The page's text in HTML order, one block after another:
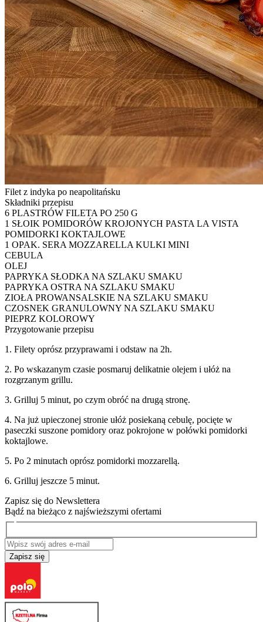
Filet z indyka po neapolitańsku
Składniki przepisu
6 PLASTRÓW FILETA PO 250 G
1 SŁOIK POMIDORÓW KROJONYCH PASTA LA VISTA
POMIDORKI KOKTAJLOWE
1 OPAK. SERA MOZZARELLA KULKI MINI
CEBULA
OLEJ
PAPRYKA SŁODKA NA SZLAKU SMAKU
PAPRYKA OSTRA NA SZLAKU SMAKU
ZIOŁA PROWANSALSKIE NA SZLAKU SMAKU
CZOSNEK GRANULOWNY NA SZLAKU SMAKU
PIEPRZ KOLOROWY
Przygotowanie przepisu
1. Filety oprósz przyprawami i odstaw na 2h.
2. Po wskazanym czasie posmaruj delikatnie olejem i ułóż na
rozgrzanym grillu.
3. Grilluj 5 minut, po czym obróć na drugą stronę.
4. Na już upieczonej stronie ułóż posiekaną cebulę, pocięte w
paseczki suszone pomidory oraz pokrojone w połówki pomidorki
koktajlowe.
5. Po 2 minutach oprósz pomidorki mozzarellą.
6. Grilluj jeszcze 5 minut.
Zapisz się do Newslettera
Bądź na bieżąco z najświeższymi ofertami
Zapisz się